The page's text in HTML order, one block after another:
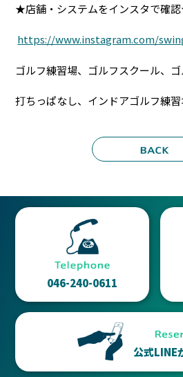
★店舗・システムをインスタで確
https://www.instagram.com/
ゴルフ練習場、ゴルフスクール、
打ちっぱなし、インドアゴルフ練
046-240-0611
公式LINE